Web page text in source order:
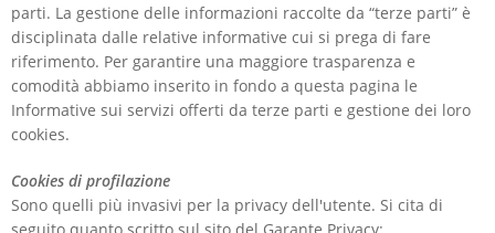
parti. La gestione delle informazioni raccolte da “terze parti” è
disciplinata dalle relative informative cui si prega di fare
riferimento. Per garantire una maggiore trasparenza e
comodità abbiamo inserito in fondo a questa pagina le
Informative sui servizi offerti da terze parti e gestione dei loro
cookies.
Cookies di profilazione
Sono quelli più invasivi per la privacy dell'utente. Si cita di